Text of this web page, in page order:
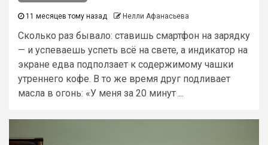
11 месяцев тому назад Нелли Афанасьева
Сколько раз бывало: ставишь смартфон на зарядку
— и успеваешь успеть всё на свете, а индикатор на
экране едва подползает к содержимому чашки
утреннего кофе. В то же время друг подливает
масла в огонь: «У меня за 20 минут ...